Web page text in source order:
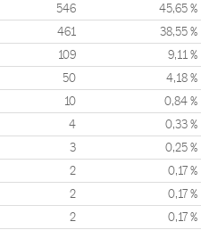
546 45,65 %
461 38,55 %
109 9,11 %
50 4,18 %
10 0,84 %
4 0,33 %
3 0,25 %
2 0,17 %
2 0,17 %
2 0,17 %